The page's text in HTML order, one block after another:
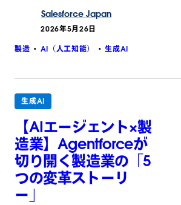
Salesforce Japan
2026年5月26日
製造 AI（人工知能） 生成AI
生成AI
【AIエージェント×製
造業】Agentforceが
切り開く製造業の「5
つの変革ストーリ
ー」